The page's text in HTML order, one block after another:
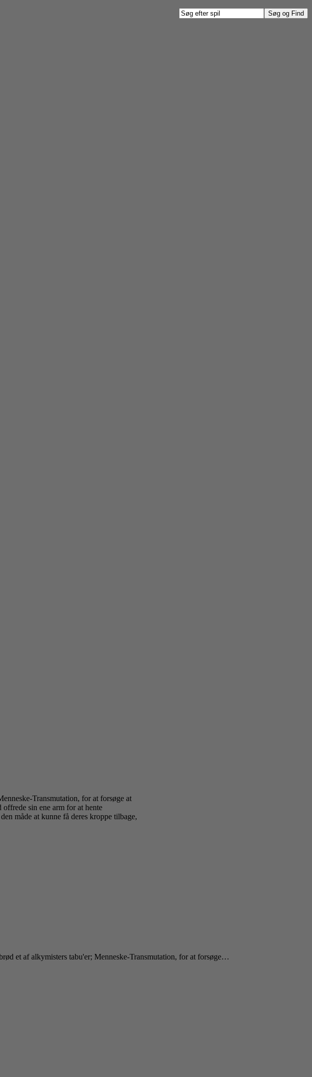
Transmutation, for at forsøge at
sin ene arm for at hente
måde at kunne få deres kroppe tilbage,
et af alkymisters tabu'er; Menneske-Transmutation, for at forsøge…